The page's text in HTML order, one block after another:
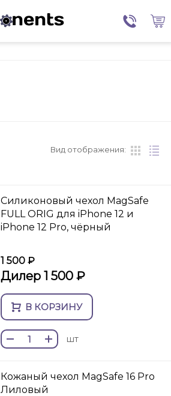
Вид отображения:
Силиконовый чехол MagSafe
FULL ORIG для iPhone 12 и
iPhone 12 Pro, чёрный
1 500 ₽
Дилер 1 500 ₽
В КОРЗИНУ
шт
Кожаный чехол MagSafe 16 Pro
Лиловый